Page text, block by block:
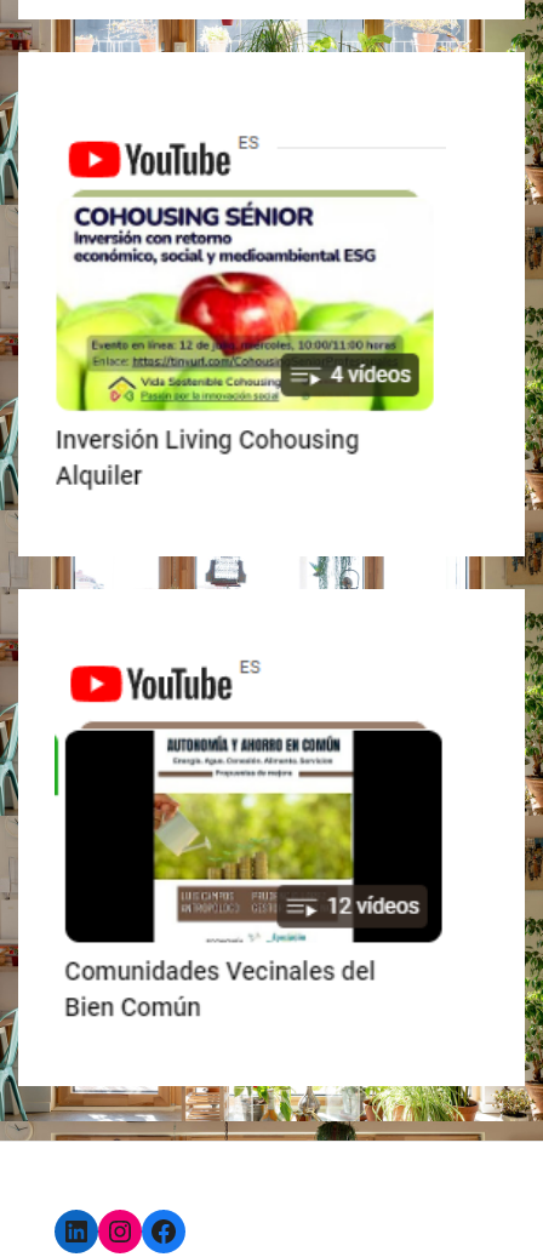
LinkedIn
Instagram
Facebook